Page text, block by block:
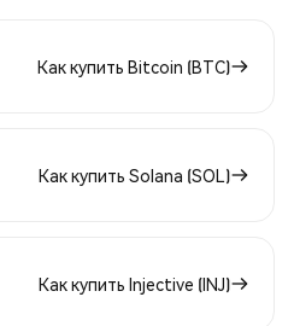
Как купить Bitcoin (BTC)
Как купить Solana (SOL)
Как купить Injective (INJ)